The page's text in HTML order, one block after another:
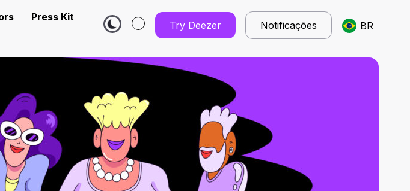
Press Kit
Try Deezer Notificações BR